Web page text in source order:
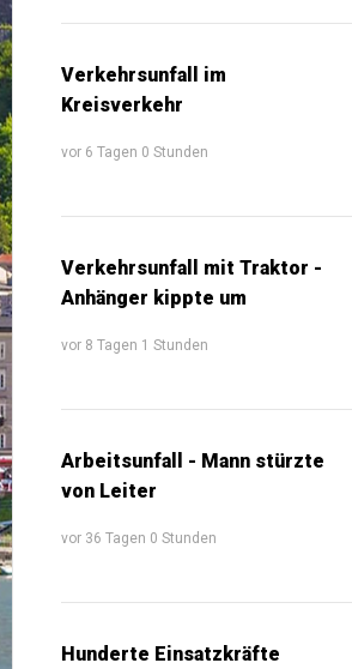
Verkehrsunfall im
Kreisverkehr
vor 6 Tagen 0 Stunden
Verkehrsunfall mit Traktor -
Anhänger kippte um
vor 8 Tagen 1 Stunden
Arbeitsunfall - Mann stürzte
von Leiter
vor 36 Tagen 0 Stunden
Hunderte Einsatzkräfte